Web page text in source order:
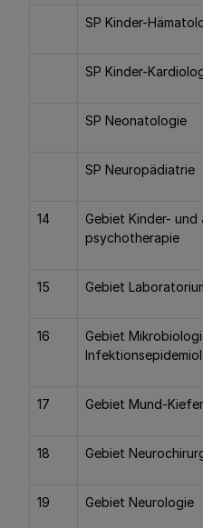
SP Kinder-
SP Kinder-
SP Neonatologie
SP Neuropädiatrie
14
Gebiet Kinder-
psychotherapie
15 Gebiet
16
Gebiet
17 Gebiet Mund-
18 Gebiet
19 Gebiet Neurologie